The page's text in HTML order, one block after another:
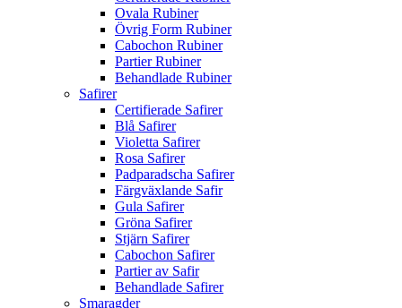
Ovala Rubiner
Övrig Form Rubiner
Cabochon Rubiner
Partier Rubiner
Behandlade Rubiner
Safirer
Certifierade Safirer
Blå Safirer
Violetta Safirer
Rosa Safirer
Padparadscha Safirer
Färgväxlande Safir
Gula Safirer
Gröna Safirer
Stjärn Safirer
Cabochon Safirer
Partier av Safir
Behandlade Safirer
Smaragder